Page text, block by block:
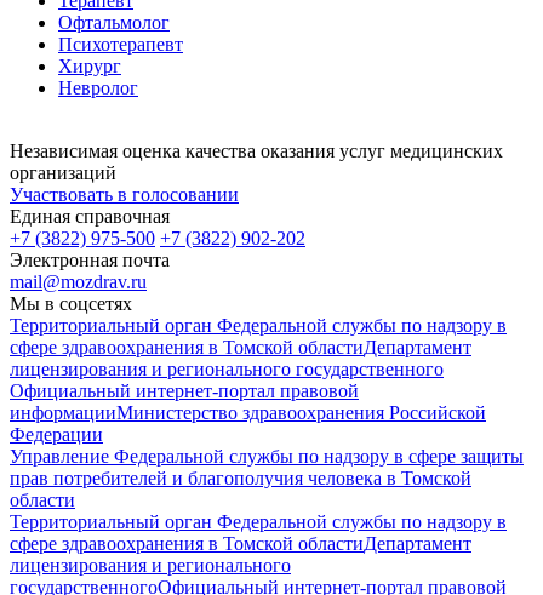
Офтальмолог
Психотерапевт
Хирург
Невролог
Независимая оценка качества оказания услуг медицинских
организаций
Участвовать в голосовании
Единая справочная
+7 (3822) 975-500 +7 (3822) 902-202
Электронная почта
mail@mozdrav.ru
Мы в соцсетях
Территориальный орган Федеральной службы по надзору в
сфере здравоохранения в Томской областиДепартамент
лицензирования и регионального государственного
Официальный интернет-портал правовой
информацииМинистерство здравоохранения Российской
Федерации
Управление Федеральной службы по надзору в сфере защиты
прав потребителей и благополучия человека в Томской
области
Территориальный орган Федеральной службы по надзору в
сфере здравоохранения в Томской областиДепартамент
лицензирования и регионального
государственногоОфициальный интернет-портал правовой